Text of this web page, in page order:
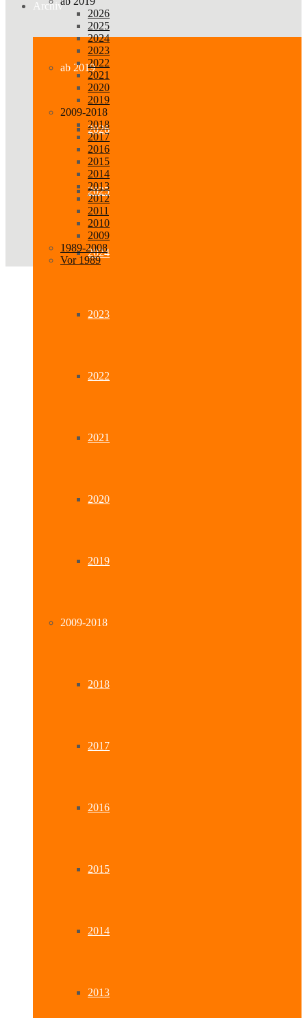
Archiv
ab 2019
2026
2025
2024
2023
2022
2021
2020
2019
2009-2018
2018
2017
2016
2015
2014
2013
2026
2025
2024
2023
2022
2021
2020
2019
2009-2018
2018
2017
2016
2015
2014
2013
2012
2011
2010
2009
1989-2008
Vor 1989